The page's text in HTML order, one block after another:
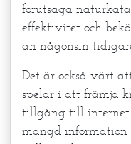
förutsäga
effektivitet och
än någonsin
Det är också värt
spelar i att främja
tillgång till
mängd information